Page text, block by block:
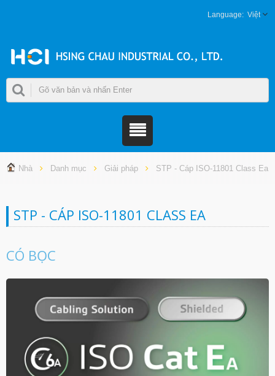
Việt
Nhà Danh mục Giải pháp STP - Cáp ISO-11801 Class Ea
STP - CÁP ISO-11801 CLASS EA
CÓ BỌC